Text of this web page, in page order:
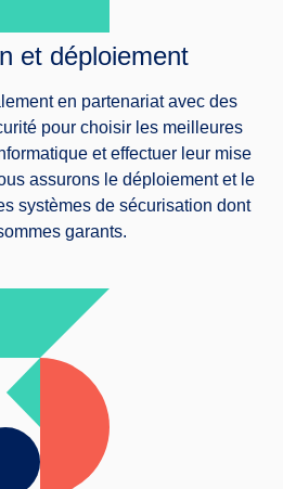
et déploiement
en partenariat avec des
pour choisir les meilleures
et effectuer leur mise
assurons le déploiement et le
systèmes de sécurisation dont
garants.